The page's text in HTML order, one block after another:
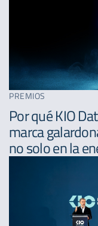
PREMIOS
Por qué KIO
marca
no solo en la